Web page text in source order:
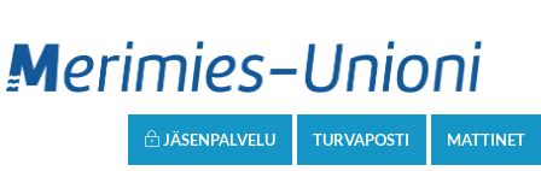
MATTINET
TURVAPOSTI
JÄSENPALVELU